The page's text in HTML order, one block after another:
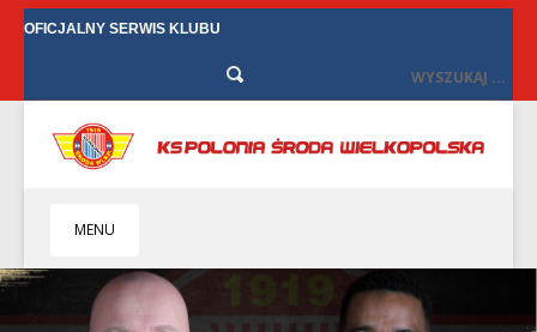
OFICJALNY SERWIS KLUBU
MENU
HOME